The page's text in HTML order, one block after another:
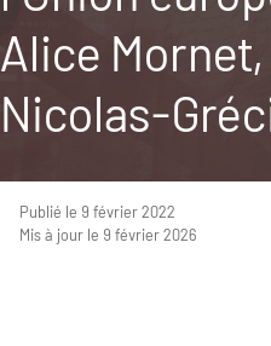
Alice
Nicolas-
Publié le 9 février 2022
Mis à jour le 9 février 2026